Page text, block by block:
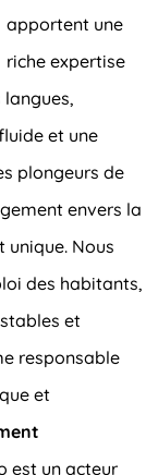
apportent une
riche expertise
et une
plongeurs de
envers la
Nous
des habitants,
et
responsable
et
est un acteur